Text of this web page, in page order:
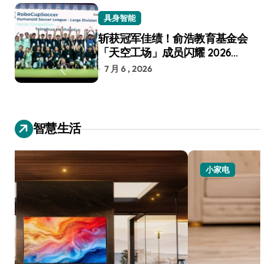
具身智能
斩获冠军佳绩！俞浩教育基金会
「天空工场」成员闪耀 2026
RoboCup 机器人世界杯
7 月 6 , 2026
智慧生活
小家电